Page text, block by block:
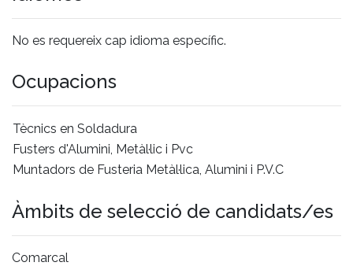
No es requereix cap idioma específic.
Ocupacions
Tècnics en Soldadura
Fusters d'Alumini, Metàl·lic i Pvc
Muntadors de Fusteria Metàl·lica, Alumini i P.V.C
Àmbits de selecció de candidats/es
Comarcal